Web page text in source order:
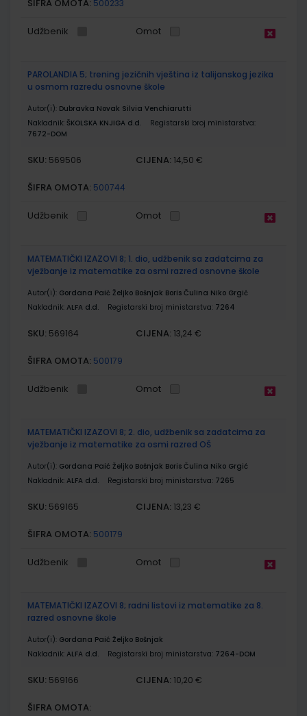
ŠIFRA OMOTA: 500233
Udžbenik Omot
PAROLANDIA 5; trening jezičnih vještina iz talijanskog jezika
u osmom razredu osnovne škole
Autor(i): Dubravka Novak Silvia Venchiarutti
Nakladnik: ŠKOLSKA KNJIGA d.d.
Registarski broj ministarstva:
7672-DOM
SKU: 569506 CIJENA: 14,50 €
ŠIFRA OMOTA: 500744
Udžbenik Omot
MATEMATIČKI IZAZOVI 8; 1. dio, udžbenik sa zadatcima za
vježbanje iz matematike za osmi razred osnovne škole
Autor(i): Gordana Paić Željko Bošnjak Boris Čulina Niko Grgić
Nakladnik: ALFA d.d. Registarski broj ministarstva: 7264
SKU: 569164 CIJENA: 13,24 €
ŠIFRA OMOTA: 500179
Udžbenik Omot
MATEMATIČKI IZAZOVI 8; 2. dio, udžbenik sa zadatcima za
vježbanje iz matematike za osmi razred OŠ
Autor(i): Gordana Paić Željko Bošnjak Boris Čulina Niko Grgić
Nakladnik: ALFA d.d. Registarski broj ministarstva: 7265
SKU: 569165 CIJENA: 13,23 €
ŠIFRA OMOTA: 500179
Udžbenik Omot
MATEMATIČKI IZAZOVI 8; radni listovi iz matematike za 8.
razred osnovne škole
Autor(i): Gordana Paić Željko Bošnjak
Nakladnik: ALFA d.d. Registarski broj ministarstva: 7264-DOM
SKU: 569166 CIJENA: 10,20 €
ŠIFRA OMOTA: